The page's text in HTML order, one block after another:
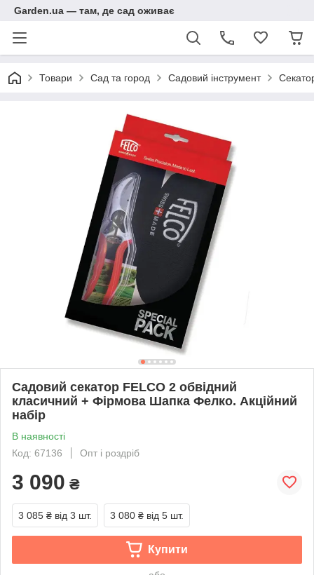
Garden.ua — там, де сад оживає
Товари Сад та город Садовий інструмент
Садовий секатор FELCO 2 обвідний
класичний + Фірмова Шапка Фелко. Акційний
набір
В наявності
Код: 67136
Опт і роздріб
3 090 ₴
3 085 ₴ від 3 шт. 3 080 ₴ від 5 шт.
Купити